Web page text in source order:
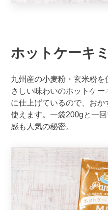
ホットケーキ
九州産の小麦粉・玄米粉
さしい味わいのホットケ
に仕上げているので、お
使えます。一袋200gと一
感も人気の秘密。